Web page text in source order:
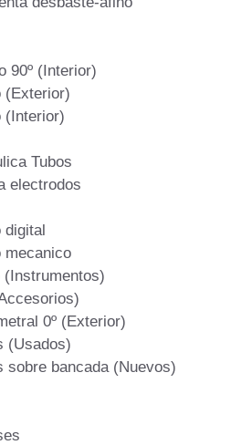
90º (Interior)
(Exterior)
(Interior)
Tubos
electrodos
digital
mecanico
(Instrumentos)
0º (Exterior)
(Usados)
sobre bancada (Nuevos)